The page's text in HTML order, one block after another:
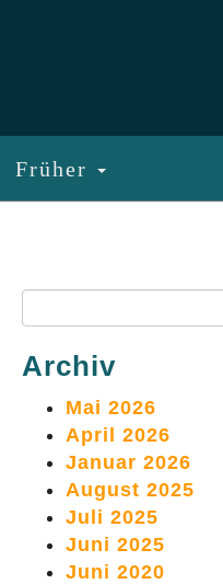
Früher
Archiv
Mai 2026
April 2026
Januar 2026
August 2025
Juli 2025
Juni 2025
Juni 2020